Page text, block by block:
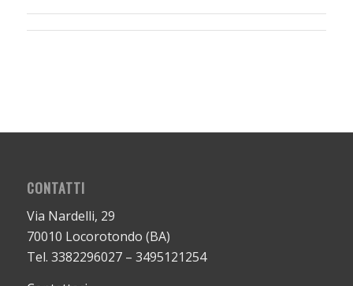
CONTATTI
Via Nardelli, 29
70010 Locorotondo (BA)
Tel. 3382296027 – 3495121254